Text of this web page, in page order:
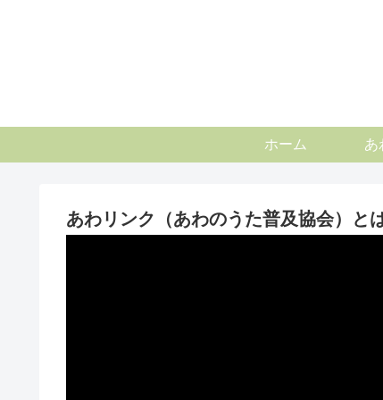
ホーム あ
あわリンク（あわのうた普及協会）と